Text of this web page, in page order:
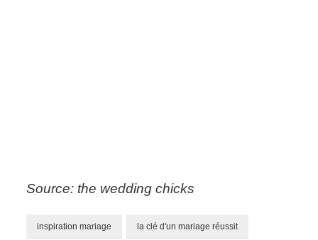
Source: the wedding chicks
inspiration mariage la clé d'un mariage réussit